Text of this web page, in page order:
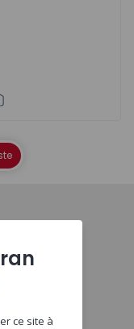
ce site à